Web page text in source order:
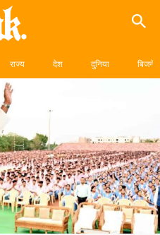
राज्य देश दुनिया बिजनेस